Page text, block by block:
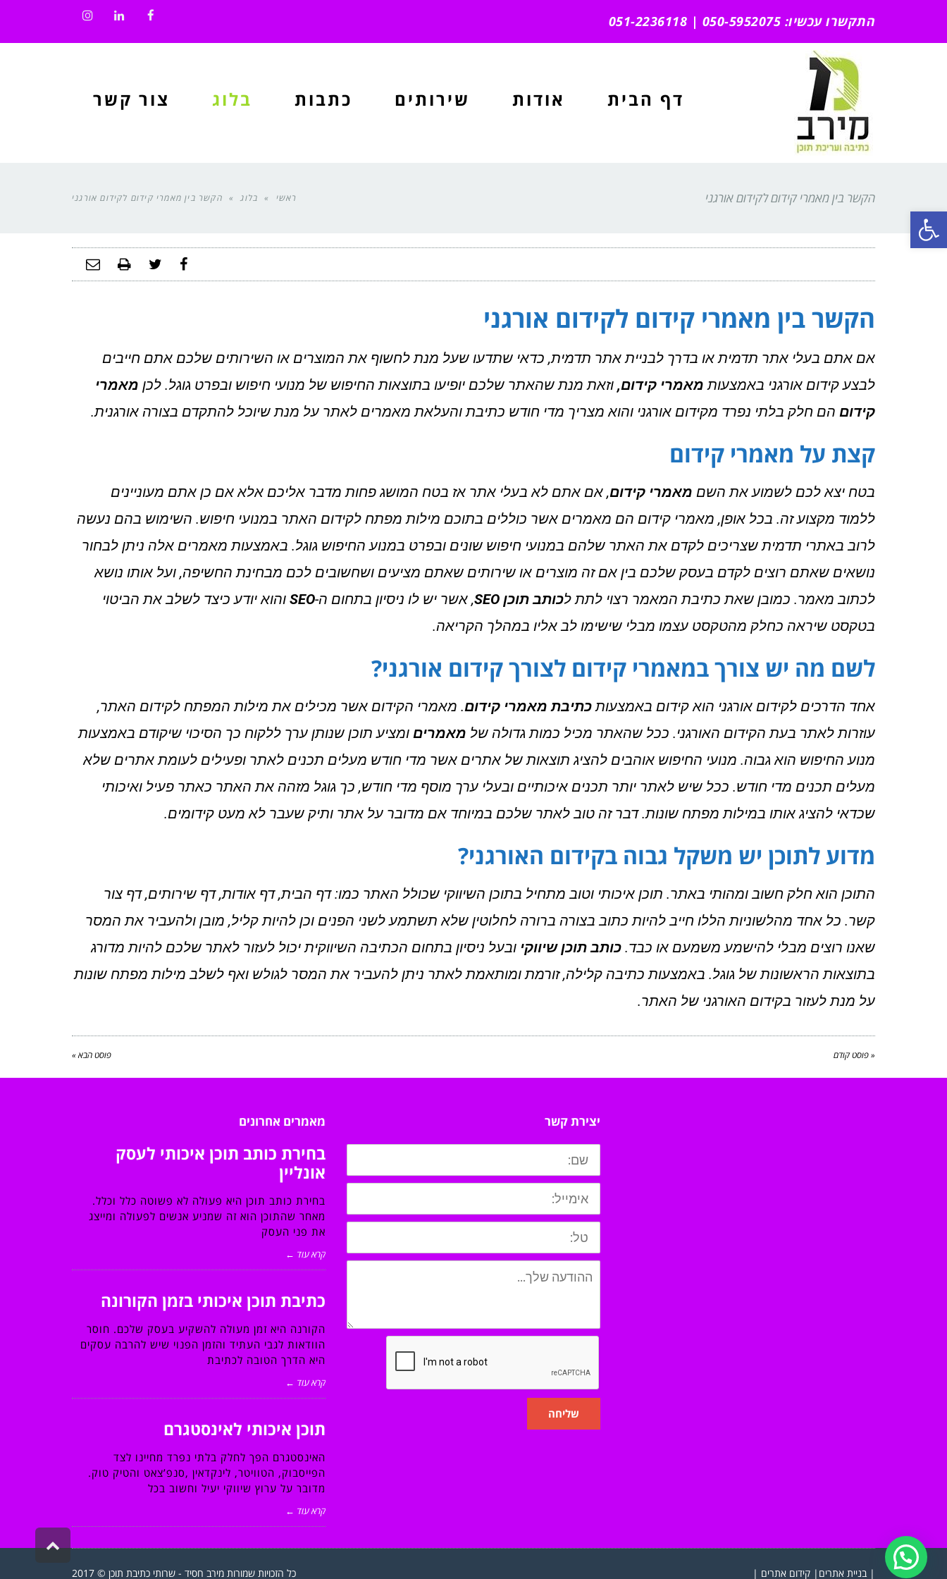
פתח סרגל נגישות
התקשרו עכשיו: 050-5952075 | 051-2236118
דף הבית אודות שירותים כתבות בלוג צור קשר
הקשר בין מאמרי קידום לקידום אורגני ראשי » בלוג » הקשר בין מאמרי קידום לקידום אורגני
הקשר בין מאמרי קידום לקידום אורגני
אם אתם בעלי אתר תדמית או בדרך לבניית אתר תדמית, כדאי שתדעו שעל מנת לחשוף את המוצרים או השירותים שלכם אתם חייבים
לבצע קידום אורגני באמצעות מאמרי קידום, וזאת מנת שהאתר שלכם יופיעו בתוצאות החיפוש של מנועי חיפוש ובפרט גוגל. לכן מאמרי
קידום הם חלק בלתי נפרד מקידום אורגני והוא מצריך מדי חודש כתיבת והעלאת מאמרים לאתר על מנת שיוכל להתקדם בצורה אורגנית.
קצת על מאמרי קידום
בטח יצא לכם לשמוע את השם מאמרי קידום, אם אתם לא בעלי אתר אז בטח המושג פחות מדבר אליכם אלא אם כן אתם מעוניינים
ללמוד מקצוע זה. בכל אופן, מאמרי קידום הם מאמרים אשר כוללים בתוכם מילות מפתח לקידום האתר במנועי חיפוש. השימוש בהם נעשה
לרוב באתרי תדמית שצריכים לקדם את האתר שלהם במנועי חיפוש שונים ובפרט במנוע החיפוש גוגל. באמצעות מאמרים אלה ניתן לבחור
נושאים שאתם רוצים לקדם בעסק שלכם בין אם זה מוצרים או שירותים שאתם מציעים ושחשובים לכם מבחינת החשיפה, ועל אותו נושא
לכתוב מאמר. כמובן שאת כתיבת המאמר רצוי לתת לכותב תוכן SEO, אשר יש לו ניסיון בתחום ה-SEO והוא יודע כיצד לשלב את הביטוי
בטקסט שיראה כחלק מהטקסט עצמו מבלי שישימו לב אליו במהלך הקריאה.
לשם מה יש צורך במאמרי קידום לצורך קידום אורגני?
אחד הדרכים לקידום אורגני הוא קידום באמצעותכתיבת מאמרי קידום. מאמרי הקידום אשר מכילים את מילות המפתח לקידום האתר,
עוזרות לאתר בעת הקידום האורגני. ככל שהאתר מכיל כמות גדולה של מאמרים ומציע תוכן שנותן ערך ללקוח כך הסיכוי שיקודם באמצעות
מנוע החיפוש הוא גבוה. מנועי החיפוש אוהבים להציג תוצאות של אתרים אשר מדי חודש מעלים תכנים לאתר ופעילים לעומת אתרים שלא
מעלים תכנים מדי חודש. ככל שיש לאתר יותר תכנים איכותיים ובעלי ערך מוסף מדי חודש, כך גוגל מזהה את האתר כאתר פעיל ואיכותי
שכדאי להציג אותו במילות מפתח שונות. דבר זה טוב לאתר שלכם במיוחד אם מדובר על אתר ותיק שעבר לא מעט קידומים.
מדוע לתוכן יש משקל גבוה בקידום האורגני?
התוכן הוא חלק חשוב ומהותי באתר. תוכן איכותי וטוב מתחיל בתוכן השיווקי שכולל האתר כמו: דף הבית, דף אודות, דף שירותים, דף צור
קשר. כל אחד מהלשוניות הללו חייב להיות כתוב בצורה ברורה לחלוטין שלא תשתמע לשני הפנים וכן להיות קליל, מובן ולהעביר את המסר
שאנו רוצים מבלי להישמע משמעם או כבד. כותב תוכן שיווקי ובעל ניסיון בתחום הכתיבה השיווקית יכול לעזור לאתר שלכם להיות מדורג
בתוצאות הראשונות של גוגל. באמצעות כתיבה קלילה, זורמת ומותאמת לאתר ניתן להעביר את המסר לגולש ואף לשלב מילות מפתח שונות
על מנת לעזור בקידום האורגני של האתר.
« פוסט קודם פוסט הבא »
יצירת קשר
שליחה
מאמרים אחרונים
בחירת כותב תוכן איכותי לעסק
אונליין
בחירת כותב תוכן היא פעולה לא פשוטה כלל וכלל.
מאחר שהתוכן הוא זה שמניע אנשים לפעולה ומייצג
את פני העסק
קרא עוד ←
כתיבת תוכן איכותי בזמן הקורונה
הקורנה היא זמן מעולה להשקיע בעסק שלכם. חוסר
הוודאות לגבי העתיד והזמן הפנוי שיש להרבה עסקים
היא הדרך הטובה לכתיבת
קרא עוד ←
תוכן איכותי לאינסטגרם
האינסטגרם הפך לחלק בלתי נפרד מחיינו לצד
הפייסבוק, הטוויטר, לינקדאין ,סנפ’צאט והטיק טוק.
מדובר על ערוץ שיווקי יעיל וחשוב בכל
קרא עוד ←
כל הזכויות שמורות מירב חסיד - שרותי כתיבת תוכן © 2017 |בניית אתרים | קידום אתרים |
גלילה
העמוד